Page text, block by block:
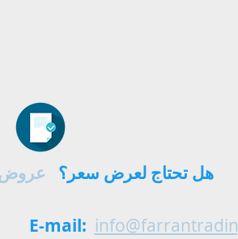
هل تحتاج لعرض سعر؟ عروض
E-mail: